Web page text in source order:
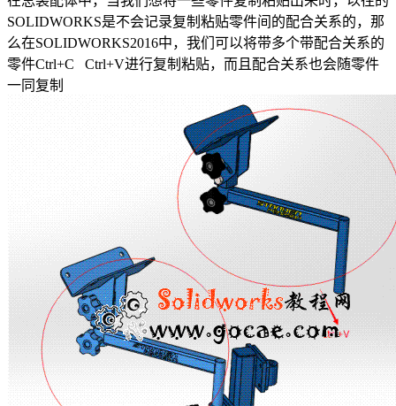
SOLIDWORKS是不会记录复制粘贴零件间的配合关系的，那
么在SOLIDWORKS2016中，我们可以将带多个带配合关系的
零件Ctrl+C Ctrl+V进行复制粘贴，而且配合关系也会随零件
一同复制